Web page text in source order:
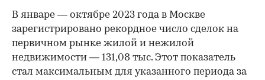
В январе — октябре 2023 года в Москве
зарегистрировано рекордное число сделок на
первичном рынке жилой и нежилой
недвижимости — 131,08 тыс. Этот показатель
стал максимальным для указанного периода за